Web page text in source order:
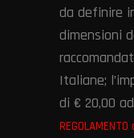
da definire
dimensioni
Italiane;
di € 20,00